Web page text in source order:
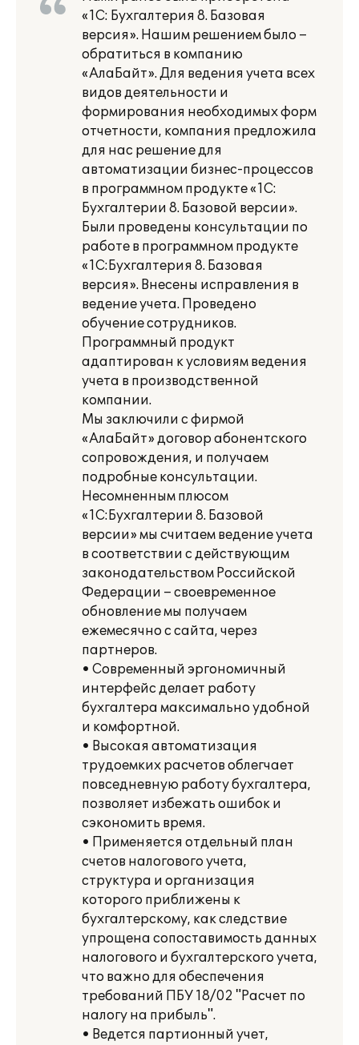
«1С: Бухгалтерия 8. Базовая
версия». Нашим решением было –
обратиться в компанию
«АлаБайт». Для ведения учета всех
видов деятельности и
формирования необходимых форм
отчетности, компания предложила
для нас решение для
автоматизации бизнес-процессов
в программном продукте «1С:
Бухгалтерии 8. Базовой версии».
Были проведены консультации по
работе в программном продукте
«1С:Бухгалтерия 8. Базовая
версия». Внесены исправления в
ведение учета. Проведено
обучение сотрудников.
Программный продукт
адаптирован к условиям ведения
учета в производственной
компании.
Мы заключили с фирмой
«АлаБайт» договор абонентского
сопровождения, и получаем
подробные консультации.
Несомненным плюсом
«1С:Бухгалтерии 8. Базовой
версии» мы считаем ведение учета
в соответствии с действующим
законодательством Российской
Федерации – своевременное
обновление мы получаем
ежемесячно с сайта, через
партнеров.
• Современный эргономичный
интерфейс делает работу
бухгалтера максимально удобной
и комфортной.
• Высокая автоматизация
трудоемких расчетов облегчает
повседневную работу бухгалтера,
позволяет избежать ошибок и
сэкономить время.
• Применяется отдельный план
счетов налогового учета,
структура и организация
которого приближены к
бухгалтерскому, как следствие
упрощена сопоставимость данных
налогового и бухгалтерского учета,
что важно для обеспечения
требований ПБУ 18/02 "Расчет по
налогу на прибыль".
• Ведется партионный учет,